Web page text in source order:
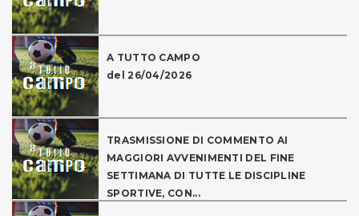
A TUTTO CAMPO
del 26/04/2026
TRASMISSIONE DI COMMENTO AI
MAGGIORI AVVENIMENTI DEL FINE
SETTIMANA DI TUTTE LE DISCIPLINE
SPORTIVE, CON...